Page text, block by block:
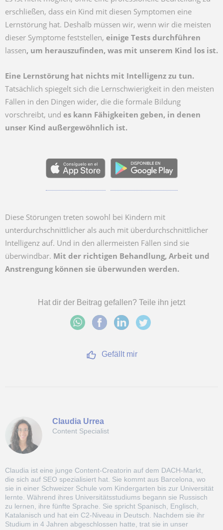
erschließen, dass ein Kind mit diesen Symptomen eine
Lernstörung hat. Deshalb müssen wir, wenn wir die meisten
dieser Symptome feststellen, einige Tests durchführen
lassen, um herauszufinden, was mit unserem Kind los ist.
Eine Lernstörung hat nichts mit Intelligenz zu tun.
Tatsächlich spiegelt sich die Lernschwierigkeit in den meisten
Fällen in den Dingen wider, die die formale Bildung
vorschreibt, und es kann Fähigkeiten geben, in denen
unser Kind außergewöhnlich ist.
Diese Störungen treten sowohl bei Kindern mit
unterdurchschnittlicher als auch mit überdurchschnittlicher
Intelligenz auf. Und in den allermeisten Fällen sind sie
überwindbar. Mit der richtigen Behandlung, Arbeit und
Anstrengung können sie überwunden werden.
Hat dir der Beitrag gefallen? Teile ihn jetzt
Gefällt mir
Claudia Urrea
Content Specialist
Claudia ist eine junge Content-Creatorin auf dem DACH-Markt,
die sich auf SEO spezialisiert hat. Sie kommt aus Barcelona, wo
sie in einer Schweizer Schule vom Kindergarten bis zur Universität
lernte. Während ihres Universitätsstudiums begann sie Russisch
zu lernen, ihre fünfte Sprache. Sie spricht Spanisch, Englisch,
Katalanisch und hat ein C2-Niveau in Deutsch. Nachdem sie ihr
Studium in 4 Jahren abgeschlossen hatte, trat sie in unser